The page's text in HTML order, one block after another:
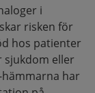
i
risken för
hos patienter
sjukdom eller
hämmarna har